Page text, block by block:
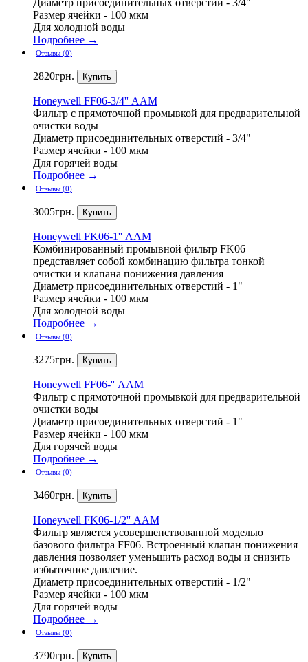
Диаметр присоединительных отверстий - 3/4"
Размер ячейки - 100 мкм
Для холодной воды
Подробнее →
Отзывы (0)
2820грн.
Honeywell FF06-3/4'' ААM
Фильтр с прямоточной промывкой для предварительной
очистки воды
Диаметр присоединительных отверстий - 3/4"
Размер ячейки - 100 мкм
Для горячей воды
Подробнее →
Отзывы (0)
3005грн.
Honeywell FK06-1'' ААM
Комбинированный промывной фильтр FK06
представляет собой комбинацию фильтра тонкой
очистки и клапана понижения давления
Диаметр присоединительных отверстий - 1"
Размер ячейки - 100 мкм
Для холодной воды
Подробнее →
Отзывы (0)
3275грн.
Honeywell FF06-'' ААM
Фильтр с прямоточной промывкой для предварительной
очистки воды
Диаметр присоединительных отверстий - 1"
Размер ячейки - 100 мкм
Для горячей воды
Подробнее →
Отзывы (0)
3460грн.
Honeywell FK06-1/2'' ААM
Фильтр является усовершенствованной моделью
базового фильтра FF06. Встроенный клапан понижения
давления позволяет уменьшить расход воды и снизить
избыточное давление.
Диаметр присоединительных отверстий - 1/2"
Размер ячейки - 100 мкм
Для горячей воды
Подробнее →
Отзывы (0)
3790грн.